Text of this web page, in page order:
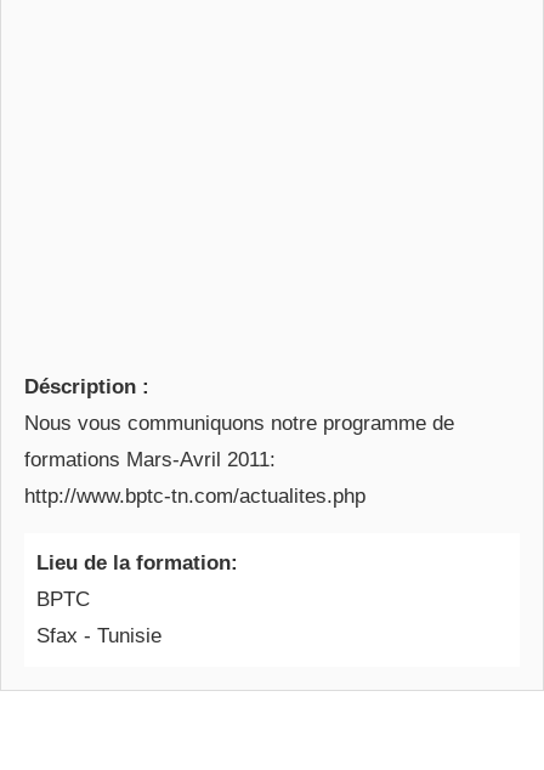
Déscription :
Nous vous communiquons notre programme de
formations Mars-Avril 2011:
http://www.bptc-tn.com/actualites.php
Lieu de la formation:
BPTC
Sfax - Tunisie